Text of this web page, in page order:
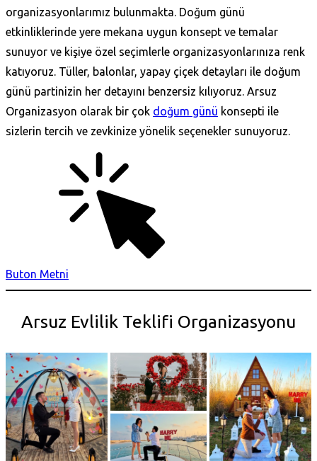
organizasyonlarımız bulunmakta. Doğum günü
etkinliklerinde yere mekana uygun konsept ve temalar
sunuyor ve kişiye özel seçimlerle organizasyonlarınıza renk
katıyoruz. Tüller, balonlar, yapay çiçek detayları ile doğum
günü partinizin her detayını benzersiz kılıyoruz. Arsuz
Organizasyon olarak bir çok doğum günü konsepti ile
sizlerin tercih ve zevkinize yönelik seçenekler sunuyoruz.
Buton Metni
Arsuz Evlilik Teklifi Organizasyonu